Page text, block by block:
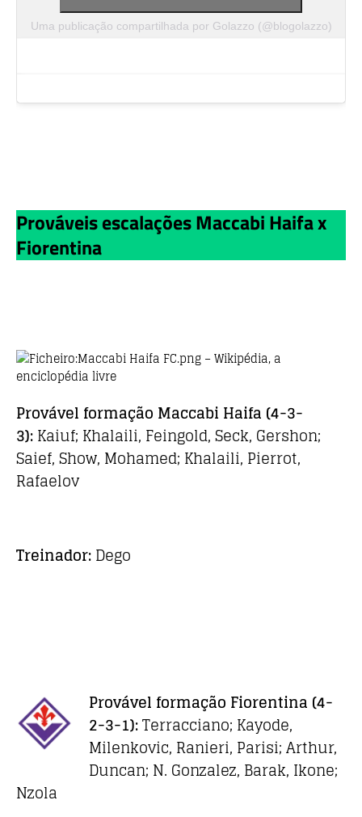
Uma publicação compartilhada por Golazzo (@blogolazzo)
Prováveis escalações Maccabi Haifa x
Fiorentina
Provável formação Maccabi Haifa (4-3-
3):Kaiuf; Khalaili, Feingold, Seck, Gershon;
Saief, Show, Mohamed; Khalaili, Pierrot,
Rafaelov
Treinador:Dego
Provável formação Fiorentina (4-
2-3-1):Terracciano; Kayode,
Milenkovic, Ranieri, Parisi; Arthur,
Duncan; N. Gonzalez, Barak, Ikone;
Nzola